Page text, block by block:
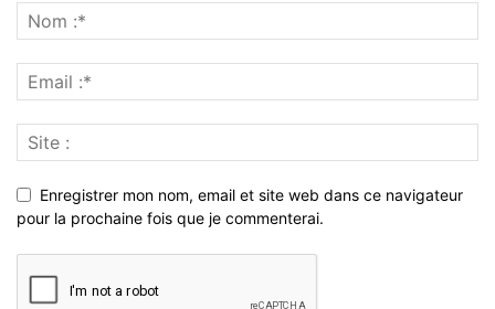
Enregistrer mon nom, email et site web dans ce navigateur
pour la prochaine fois que je commenterai.